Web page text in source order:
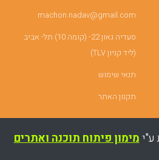
machon.nadav@gmail.com
סעדיה גאון 22- (קומה 10) תל- אביב
(ליד קניון TLV)
תנאי שימוש
תקנון האתר
ע"ימימון פיתוח תוכנה ואתרים